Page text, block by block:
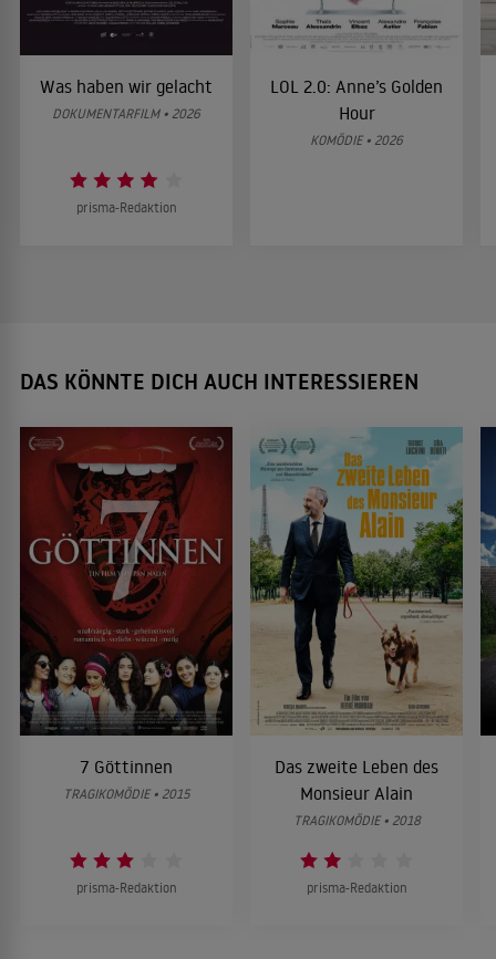
Was haben wir gelacht
DOKUMENTARFILM • 2026
prisma-Redaktion
LOL 2.0: Anne’s Golden
Hour
KOMÖDIE • 2026
DAS KÖNNTE DICH AUCH INTERESSIEREN
7 Göttinnen
TRAGIKOMÖDIE • 2015
prisma-Redaktion
Das zweite Leben des
Monsieur Alain
TRAGIKOMÖDIE • 2018
prisma-Redaktion